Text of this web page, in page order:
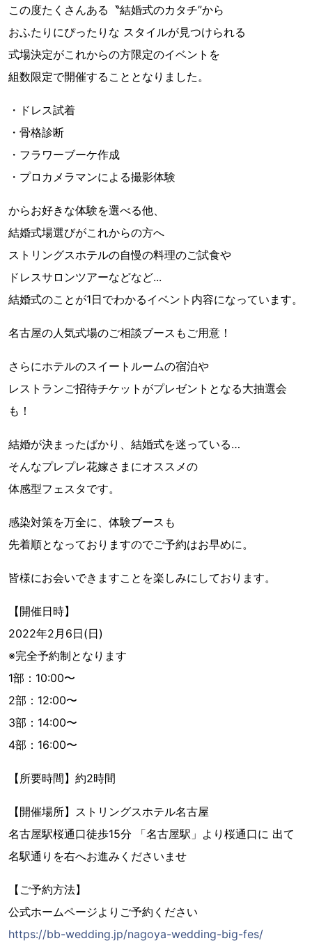
この度たくさんある〝結婚式のカタチ”から
おふたりにぴったりな スタイルが見つけられる
式場決定がこれからの方限定のイベントを
組数限定で開催することとなりました。
・ドレス試着
・骨格診断
・フラワーブーケ作成
・プロカメラマンによる撮影体験
からお好きな体験を選べる他、
結婚式場選びがこれからの方へ
ストリングスホテルの自慢の料理のご試食や
ドレスサロンツアーなどなど...
結婚式のことが1日でわかるイベント内容になっています。
名古屋の人気式場のご相談ブースもご用意！
さらにホテルのスイートルームの宿泊や
レストランご招待チケットがプレゼントとなる大抽選会
も！
結婚が決まったばかり、結婚式を迷っている…
そんなプレプレ花嫁さまにオススメの
体感型フェスタです。
感染対策を万全に、体験ブースも
先着順となっておりますのでご予約はお早めに。
皆様にお会いできますことを楽しみにしております。
【開催日時】
2022年2月6日(日)
※完全予約制となります
1部：10:00〜
2部：12:00〜
3部：14:00〜
4部：16:00〜
【所要時間】約2時間
【開催場所】ストリングスホテル名古屋
名古屋駅桜通口徒歩15分 「名古屋駅」より桜通口に 出て
名駅通りを右へお進みくださいませ
【ご予約方法】
公式ホームページよりご予約ください
https://bb-wedding.jp/nagoya-wedding-big-fes/